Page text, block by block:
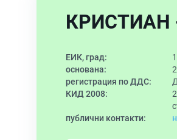
КРИСТИАН
ЕИК, град:
основана:
регистрация по ДДС:
КИД 2008:
публични контакти: